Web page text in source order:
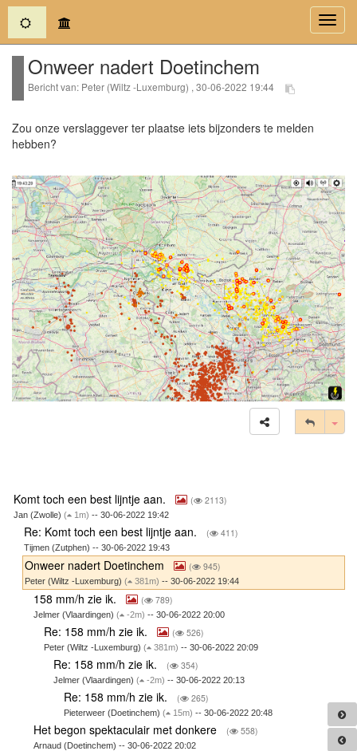
(current)
Onweer nadert Doetinchem
Bericht van: Peter (Wiltz -Luxemburg) , 30-06-2022 19:44
Zou onze verslaggever ter plaatse iets bijzonders te melden
hebben?
Komt toch een best lijntje aan. ( 2113)
Jan (Zwolle) ( 1m) -- 30-06-2022 19:42
Re: Komt toch een best lijntje aan. ( 411)
Tijmen (Zutphen) -- 30-06-2022 19:43
Onweer nadert Doetinchem ( 945)
Peter (Wiltz -Luxemburg) ( 381m) -- 30-06-2022 19:44
158 mm/h zie ik. ( 789)
Jelmer (Vlaardingen)( -2m) -- 30-06-2022 20:00
Re: 158 mm/h zie ik. ( 526)
Peter (Wiltz -Luxemburg) ( 381m) -- 30-06-2022 20:09
Re: 158 mm/h zie ik. ( 354)
Jelmer (Vlaardingen)( -2m) -- 30-06-2022 20:13
Re: 158 mm/h zie ik. ( 265)
Pieterweer (Doetinchem) ( 15m) -- 30-06-2022 20:48
Het begon spektaculair met donkere ( 558)
Arnaud (Doetinchem) -- 30-06-2022 20:02